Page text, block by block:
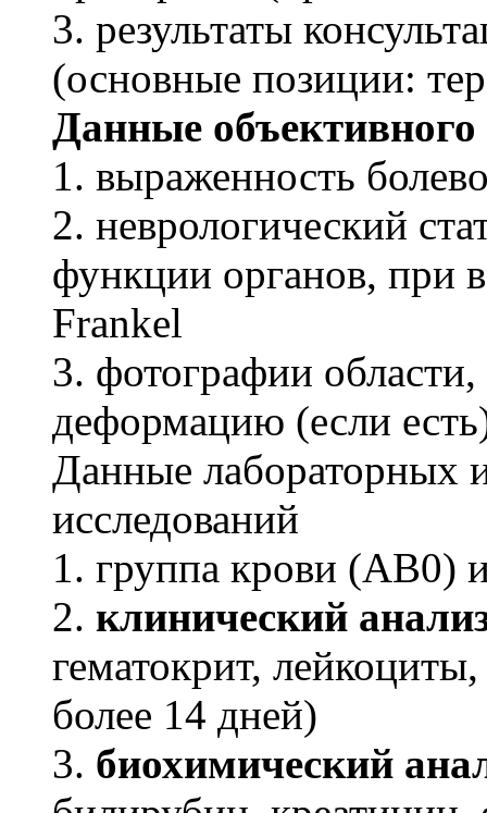
3. результаты
(основные позиции:
Данные объективного
1. выраженность
2. неврологический
функции органов, при
Frankel
3. фотографии
деформацию (если
Данные лабораторных
исследований
1. группа крови (АВ0)
2. клинический
гематокрит,
более 14 дней)
3. биохимический